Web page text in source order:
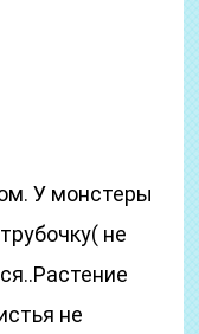
У монстеры
не
не